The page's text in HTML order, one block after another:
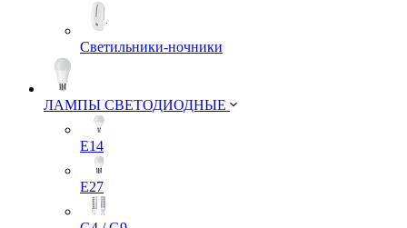
Светильники-ночники
ЛАМПЫ СВЕТОДИОДНЫЕ
E14
E27